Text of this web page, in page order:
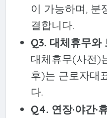
이 가능하며, 분
결합니다.
Q3. 대체휴무와
대체휴무(사전)
후)는 근로자대
다.
Q4. 연장·야간·